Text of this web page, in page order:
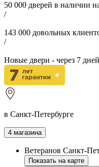
50 000 дверей в наличии
/
143 000 довольных
/
Новые двери - через 7
в Санкт-Петербурге
4 магазина
Ветеранов Санкт-
Показать на карте